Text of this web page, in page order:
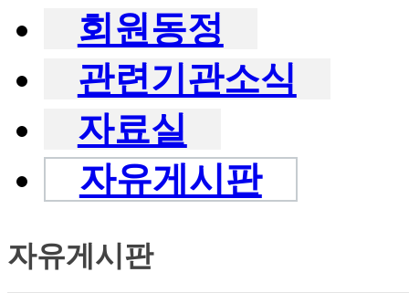
회원동정
관련기관소식
자료실
자유게시판
자유게시판